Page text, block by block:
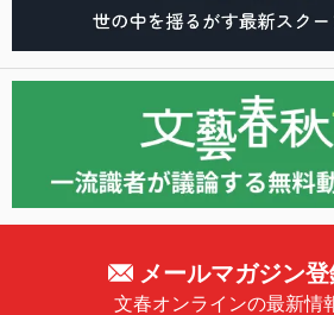
メールマガジン登
文春オンラインの最新情